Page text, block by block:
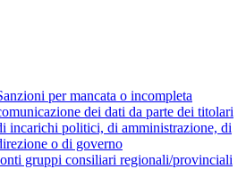
per mancata o incompleta
dei dati da parte dei titolari
incarichi politici, di amministrazione, di
o di governo
gruppi consiliari regionali/provinciali